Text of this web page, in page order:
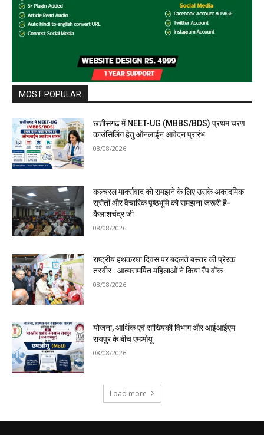
MOST POPULAR
छत्तीसगढ़ में NEET-UG (MBBS/BDS) प्रथम चरण
काउंसिलिंग हेतु ऑनलाईन आवेदन प्रारंभ
08/08/2026
कल्चरल मार्क्सवाद को समझने के लिए उसके अकादमिक
स्रोतों और वैचारिक पृष्ठभूमि को समझना जरूरी है-
कैलाशचंद्र जी
08/08/2026
राष्ट्रीय हथकरघा दिवस पर बदलते बस्तर की प्रेरक
तस्वीर : आत्मसमर्पित महिलाओं ने किया रैंप वॉक
08/08/2026
योजना, आर्थिक एवं सांख्यिकी विभाग और आईआईएम
रायपुर के बीच एमओयू
08/08/2026
Load more